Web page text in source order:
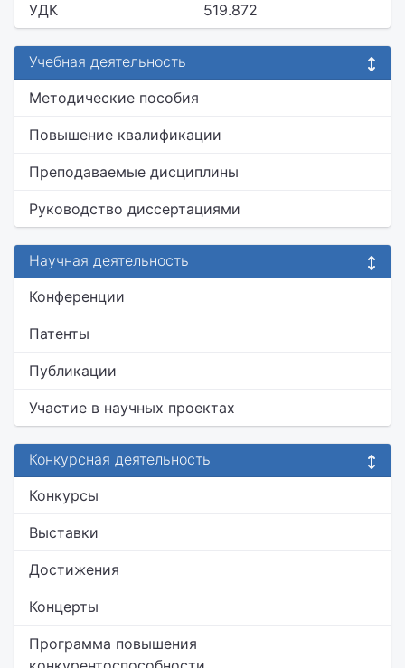
УДК 519.872
Учебная деятельность
Методические пособия
Повышение квалификации
Преподаваемые дисциплины
Руководство диссертациями
Научная деятельность
Конференции
Патенты
Публикации
Участие в научных проектах
Конкурсная деятельность
Конкурсы
Выставки
Достижения
Концерты
Программа повышения